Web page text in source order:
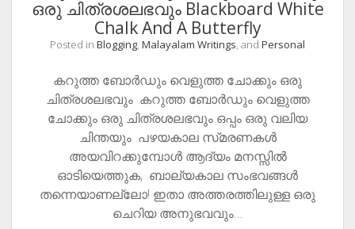
ഒരു ചിത്രശലഭവും Blackboard White
Chalk And A Butterfly
Posted in Blogging, Malayalam Writings, and Personal
കറുത്ത ബോർഡും വെളുത്ത ചോക്കും ഒരു
ചിത്രശലഭവും കറുത്ത ബോർഡും വെളുത്ത
ചോക്കും ഒരു ചിത്രശലഭവും ഒപ്പം ഒരു വലിയ
ചിന്തയും പഴയകാല സ്‌മരണകൾ
അയവിറക്കുമ്പോൾ ആദ്യം മനസ്സിൽ
ഓടിയെത്തുക, ബാല്യകാല സംഭവങ്ങൾ
തന്നെയാണല്ലോ! ഇതാ അത്തരത്തിലുള്ള ഒരു
ചെറിയ അനുഭവവും…